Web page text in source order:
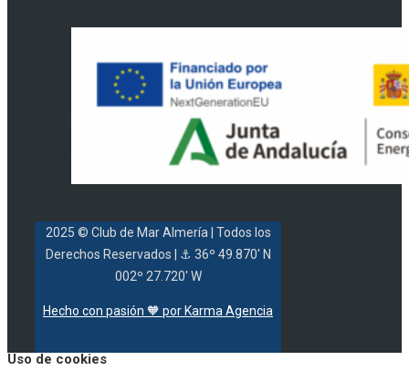
2025 © Club de Mar Almería
| Todos los
Derechos Reservados |
⚓ 36º 49.870' N
002º 27.720' W
Hecho con pasión 🧡 por Karma Agencia
Uso de cookies